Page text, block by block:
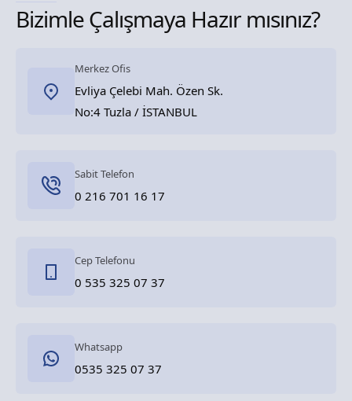
Bizimle Çalışmaya Hazır mısınız?
Merkez Ofis
Evliya Çelebi Mah. Özen Sk.
No:4 Tuzla / İSTANBUL
Sabit Telefon
0 216 701 16 17
Cep Telefonu
0 535 325 07 37
Whatsapp
0535 325 07 37